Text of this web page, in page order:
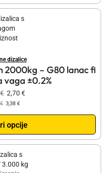
dizalice
2000kg – G80 lanac fi
vaga ±0.2%
€ 2,70 €
€ 3,38 €
opcije